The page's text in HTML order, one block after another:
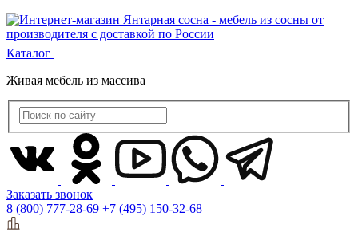
Каталог
Живая мебель из массива
Заказать звонок
8 (800) 777-28-69 +7 (495) 150-32-68